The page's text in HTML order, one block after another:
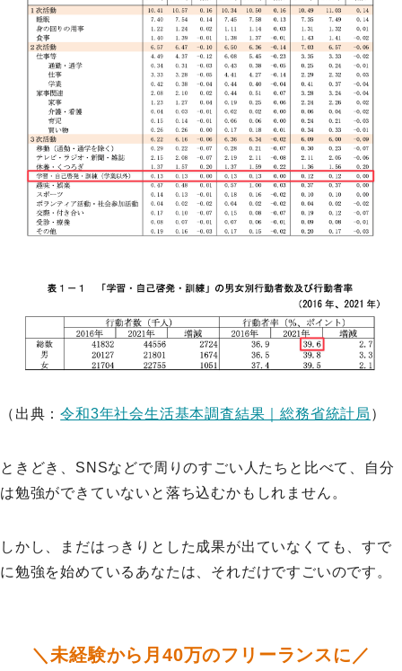
（出典：令和3年社会生活基本調査結果｜総務省統計局 ）
ときどき、SNSなどで周りのすごい人たちと比べて、自分
は勉強ができていないと落ち込むかもしれません。
しかし、まだはっきりとした成果が出ていなくても、すで
に勉強を始めているあなたは、それだけですごいのです。
＼未経験から月40万のフリーランスに／